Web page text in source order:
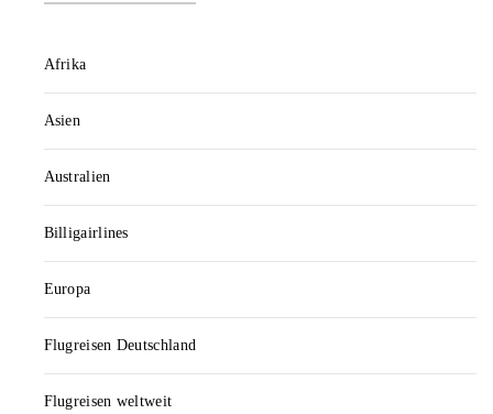
Afrika
Asien
Australien
Billigairlines
Europa
Flugreisen Deutschland
Flugreisen weltweit